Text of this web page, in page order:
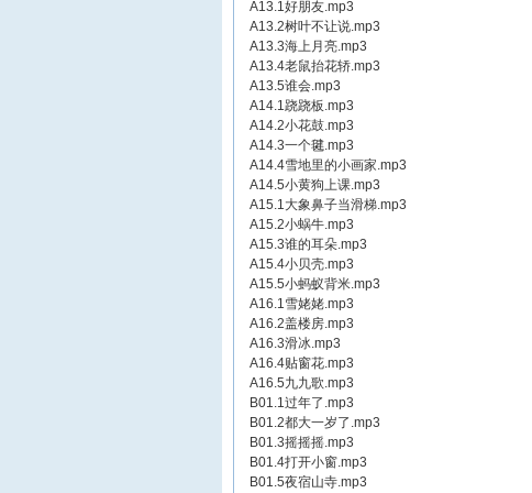
A13.1好朋友.mp3
A13.2树叶不让说.mp3
A13.3海上月亮.mp3
A13.4老鼠抬花轿.mp3
A13.5谁会.mp3
A14.1跷跷板.mp3
A14.2小花鼓.mp3
A14.3一个毽.mp3
A14.4雪地里的小画家.mp3
A14.5小黄狗上课.mp3
A15.1大象鼻子当滑梯.mp3
A15.2小蜗牛.mp3
A15.3谁的耳朵.mp3
A15.4小贝壳.mp3
A15.5小蚂蚁背米.mp3
A16.1雪姥姥.mp3
A16.2盖楼房.mp3
A16.3滑冰.mp3
A16.4贴窗花.mp3
A16.5九九歌.mp3
B01.1过年了.mp3
B01.2都大一岁了.mp3
B01.3摇摇摇.mp3
B01.4打开小窗.mp3
B01.5夜宿山寺.mp3